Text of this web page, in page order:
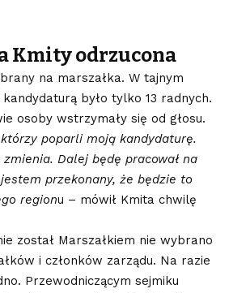
Kmity odrzucona
na marszałka. W tajnym
kandydaturą było tylko 13 radnych.
osoby wstrzymały się od głosu.
poparli moją kandydaturę.
Dalej będę pracował na
przekonany, że będzie to
regionu – mówił Kmita chwilę
został Marszałkiem nie wybrano
i członków zarządu. Na razie
Przewodniczącym sejmiku